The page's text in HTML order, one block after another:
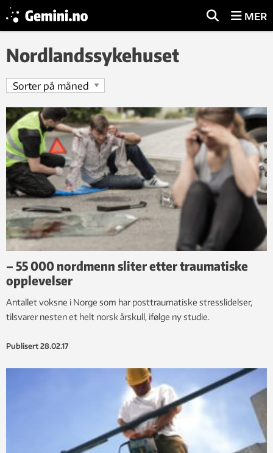
MER
Nordlandssykehuset
– 55 000 nordmenn sliter etter traumatiske
opplevelser
Antallet voksne i Norge som har posttraumatiske stresslidelser,
tilsvarer nesten et helt norsk årskull, ifølge ny studie.
Publisert 28.02.17